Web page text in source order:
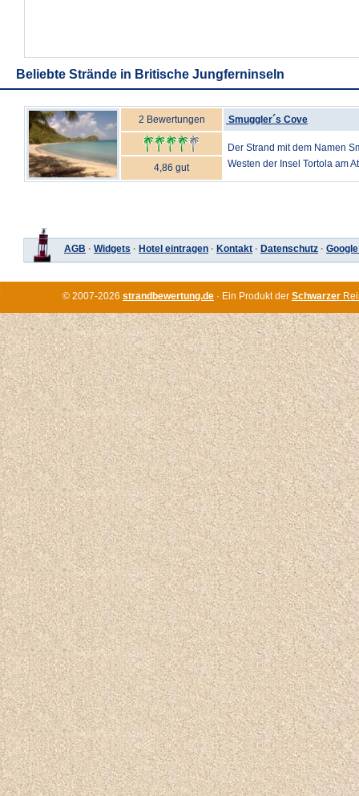
Beliebte Strände in Britische Jungferninseln
2 Bewertungen Smuggler´s Cove
Der Strand mit dem Namen
Westen der Insel Tortola am
4,86 gut
AGB · Widgets · Hotel eintragen · Kontakt · Datenschutz ·
© 2007-2026 strandbewertung.de · Ein Produkt der Schwarzer